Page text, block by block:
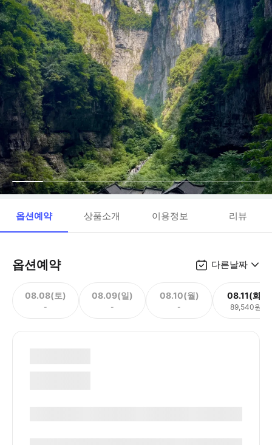
옵션예약 상품소개 이용정보 리뷰
옵션예약 다른날짜
08.08(토)
-
08.09(일)
-
08.10(월)
-
08.11(화)
89,540원